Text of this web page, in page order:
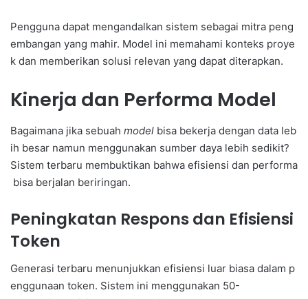
Pengguna dapat mengandalkan sistem sebagai mitra peng
embangan yang mahir. Model ini memahami konteks proye
k dan memberikan solusi relevan yang dapat diterapkan.
Kinerja dan Performa Model
Bagaimana jika sebuah model bisa bekerja dengan data leb
ih besar namun menggunakan sumber daya lebih sedikit?
Sistem terbaru membuktikan bahwa efisiensi dan performa
bisa berjalan beriringan.
Peningkatan Respons dan Efisiensi
Token
Generasi terbaru menunjukkan efisiensi luar biasa dalam p
enggunaan token. Sistem ini menggunakan 50-